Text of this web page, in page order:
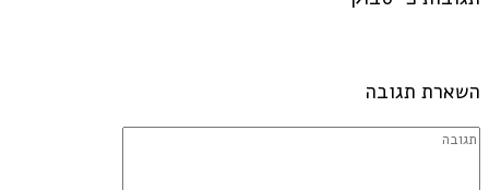
השארת תגובה